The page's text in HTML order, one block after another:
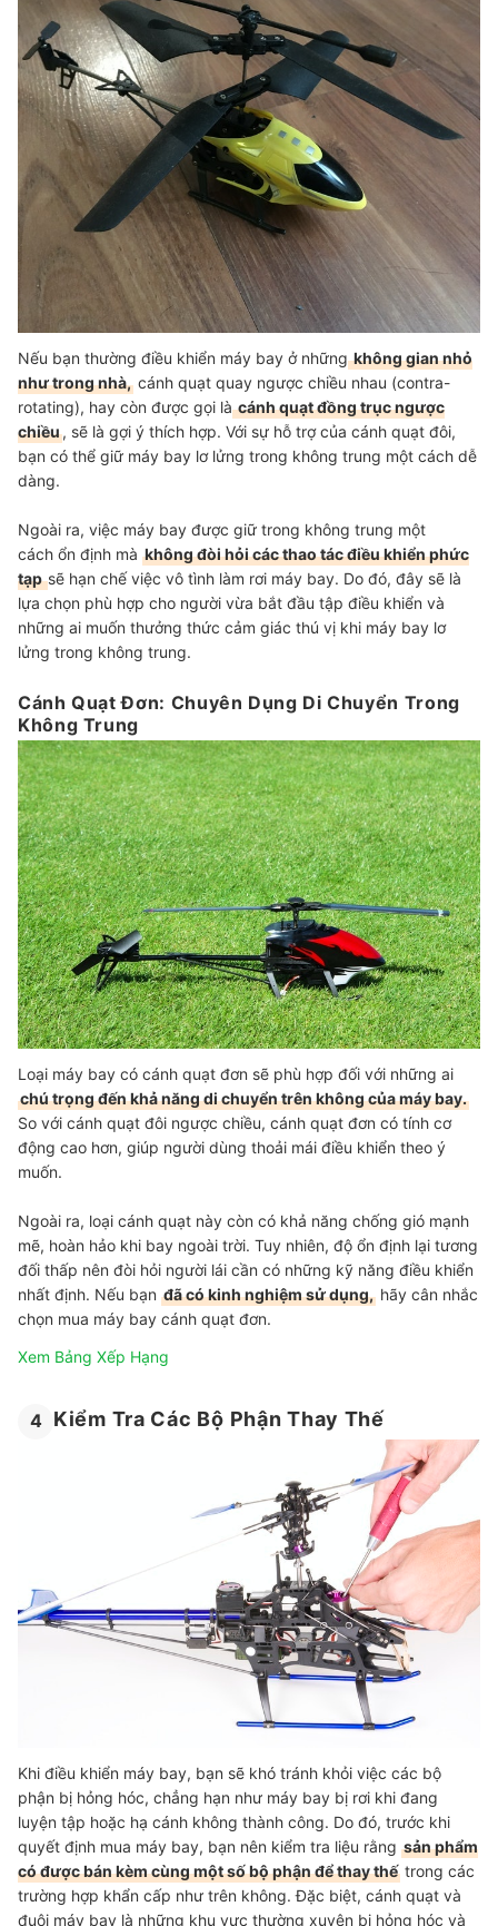
Nếu bạn thường điều khiển máy bay ở nhữngkhông gian nhỏ
như trong nhà, cánh quạt quay ngược chiều nhau (contra-
rotating), hay còn được gọi làcánh quạt đồng trục ngược
chiều, sẽ là gợi ý thích hợp. Với sự hỗ trợ của cánh quạt đôi,
bạn có thể giữ máy bay lơ lửng trong không trung một cách dễ
dàng.
Ngoài ra, việc máy bay được giữ trong không trung một
cách ổn định mà không đòi hỏi các thao tác điều khiển phức
tạpsẽ hạn chế việc vô tình làm rơi máy bay. Do đó, đây sẽ là
lựa chọn phù hợp cho người vừa bắt đầu tập điều khiển và
những ai muốn thưởng thức cảm giác thú vị khi máy bay lơ
lửng trong không trung.
Cánh Quạt Đơn: Chuyên Dụng Di Chuyển Trong
Không Trung
Loại máy bay có cánh quạt đơn sẽ phù hợp đối với những ai
chú trọng đến khả năng di chuyển trên không của máy bay.
So với cánh quạt đôi ngược chiều, cánh quạt đơn có tính cơ
động cao hơn, giúp người dùng thoải mái điều khiển theo ý
muốn.
Ngoài ra, loại cánh quạt này còn có khả năng chống gió mạnh
mẽ, hoàn hảo khi bay ngoài trời. Tuy nhiên, độ ổn định lại tương
đối thấp nên đòi hỏi người lái cần có những kỹ năng điều khiển
nhất định. Nếu bạn đã có kinh nghiệm sử dụng, hãy cân nhắc
chọn mua máy bay cánh quạt đơn.
Xem Bảng Xếp Hạng
4 Kiểm Tra Các Bộ Phận Thay Thế
Khi điều khiển máy bay, bạn sẽ khó tránh khỏi việc các bộ
phận bị hỏng hóc, chẳng hạn như máy bay bị rơi khi đang
luyện tập hoặc hạ cánh không thành công. Do đó, trước khi
quyết định mua máy bay, bạn nên kiểm tra liệu rằng sản phẩm
có được bán kèm cùng một số bộ phận để thay thế trong các
trường hợp khẩn cấp như trên không. Đặc biệt, cánh quạt và
đuôi máy bay là những khu vực thường xuyên bị hỏng hóc và